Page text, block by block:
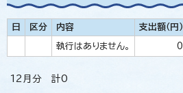
日 区分 内容 支出額（円）
執行はありません。 0
12月分 計0